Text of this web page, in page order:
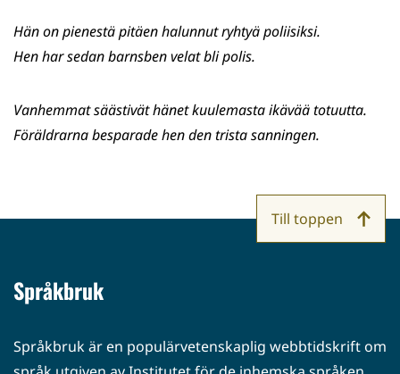
Hän on pienestä pitäen halunnut ryhtyä poliisiksi.
Hen har sedan barnsben velat bli polis.
Vanhemmat säästivät hänet kuulemasta ikävää totuutta.
Föräldrarna besparade hen den trista sanningen.
Språkbruk
Språkbruk är en populärvetenskaplig webbtidskrift om
Till toppen